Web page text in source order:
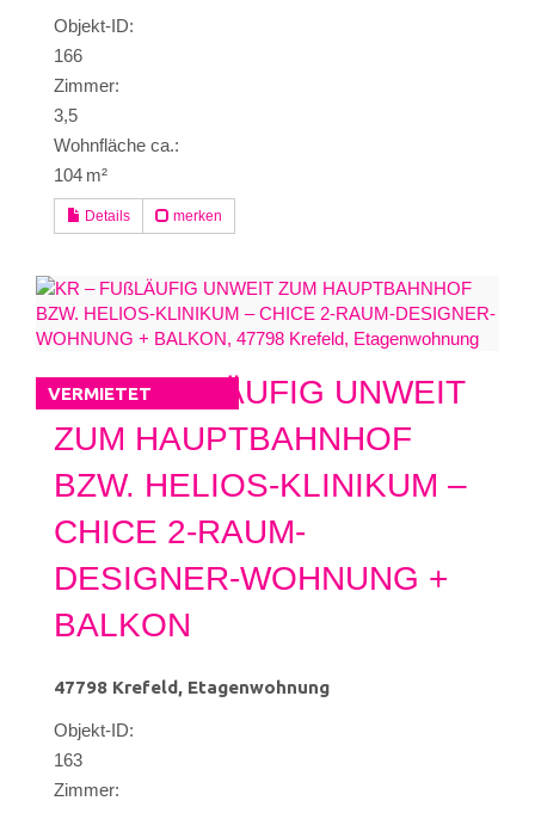
Objekt-ID:
166
Zimmer:
3,5
Wohnfläche ca.:
104 m²
Details merken
VERMIETET
KR – FUßLÄUFIG UNWEIT
ZUM HAUPTBAHNHOF
BZW. HELIOS-KLINIKUM –
CHICE 2-RAUM-
DESIGNER-WOHNUNG +
BALKON
47798 Krefeld, Etagenwohnung
Objekt-ID:
163
Zimmer: